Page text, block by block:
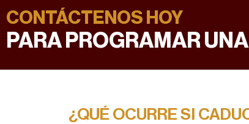
CONTÁCTENOS HOY
PARA PROGRAMAR
¿QUÉ OCURRE SI